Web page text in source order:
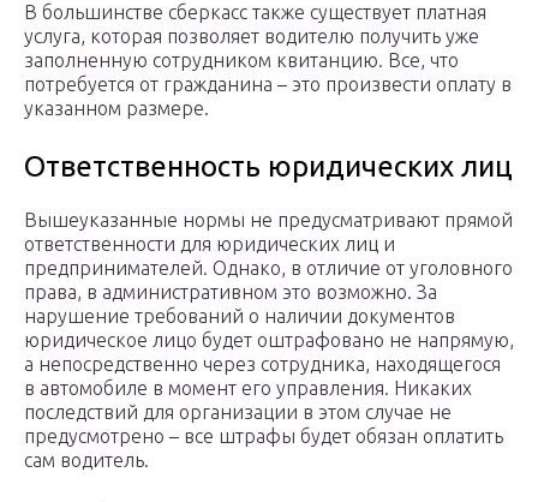
В большинстве сберкасс также существует платная
услуга, которая позволяет водителю получить уже
заполненную сотрудником квитанцию. Все, что
потребуется от гражданина – это произвести оплату в
указанном размере.
Ответственность юридических лиц
Вышеуказанные нормы не предусматривают прямой
ответственности для юридических лиц и
предпринимателей. Однако, в отличие от уголовного
права, в административном это возможно. За
нарушение требований о наличии документов
юридическое лицо будет оштрафовано не напрямую,
а непосредственно через сотрудника, находящегося
в автомобиле в момент его управления. Никаких
последствий для организации в этом случае не
предусмотрено – все штрафы будет обязан оплатить
сам водитель.